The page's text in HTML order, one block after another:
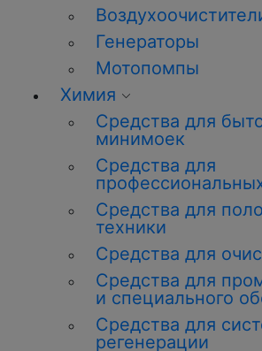
Генераторы
Мотопомпы
Химия
Средства для
минимоек
Средства для
Средства для
техники
Средства для
Средства для
и специального
Средства для
регенерации